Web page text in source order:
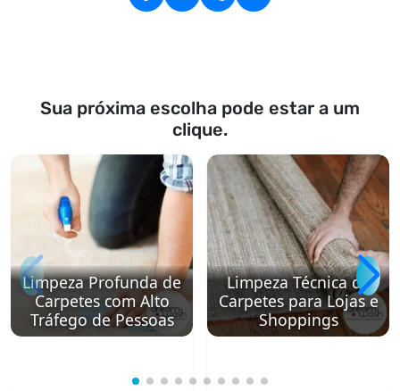
Sua próxima escolha pode estar a um
clique.
Limpeza Profunda de
Carpetes com Alto
Tráfego de Pessoas
Limpeza Técnica de
Carpetes para Lojas e
Shoppings